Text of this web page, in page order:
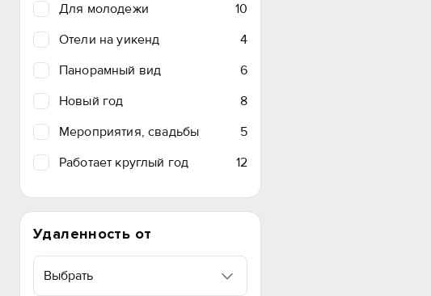
Для молодежи
10
Отели на уикенд
4
Панорамный вид
6
Новый год
8
Мероприятия, свадьбы
5
Работает круглый год
12
Удаленность от
Выбрать